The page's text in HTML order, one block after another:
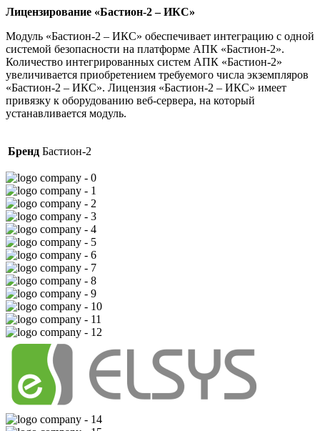
Лицензирование «Бастион-2 – ИКС»
Модуль «Бастион-2 – ИКС» обеспечивает интеграцию с одной
системой безопасности на платформе АПК «Бастион-2».
Количество интегрированных систем АПК «Бастион-2»
увеличивается приобретением требуемого числа экземпляров
«Бастион-2 – ИКС». Лицензия «Бастион-2 – ИКС» имеет
привязку к оборудованию веб-сервера, на который
устанавливается модуль.
Бренд Бастион-2